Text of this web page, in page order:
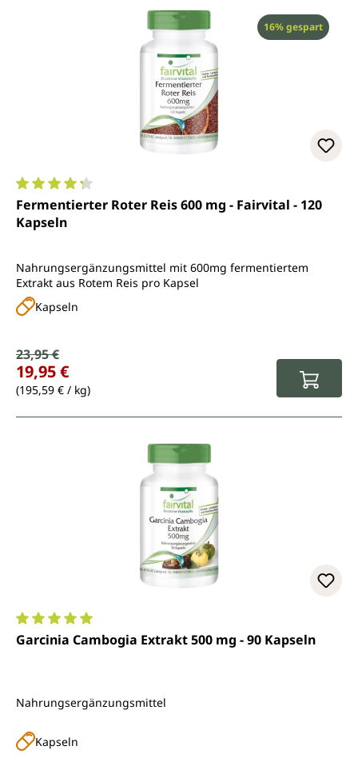
Rabatt
16% gespart
Durchschnittliche Bewertung von 4.3 von 5 Sternen
Fermentierter Roter Reis 600 mg - Fairvital - 120
Kapseln
Nahrungsergänzungsmittel mit 600mg fermentiertem
Extrakt aus Rotem Reis pro Kapsel
Kapseln
Verkaufspreis:
Regulärer Preis:
23,95 €
19,95 €
(195,59 € / kg)
Durchschnittliche Bewertung von 5 von 5 Sternen
Garcinia Cambogia Extrakt 500 mg - 90 Kapseln
Nahrungsergänzungsmittel
Kapseln